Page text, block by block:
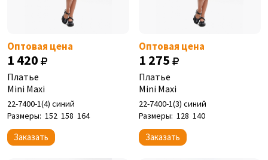
Оптовая цена
1 420
Платье
Mini Maxi
22-7400-1(4) синий
Размеры: 152 158 164
Заказать
Оптовая цена
1 275
Платье
Mini Maxi
22-7400-1(3) синий
Размеры: 128 140
Заказать